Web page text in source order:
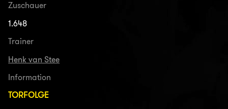
Zuschauer
1.648
Trainer
Henk van Stee
Information
TORFOLGE